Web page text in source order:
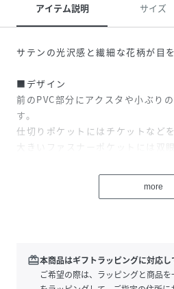
アイテム説明 サイズ
サテンの光沢感と繊細な花柄が目
■デザイン
前のPVC部分にアクスタや小ぶり
す。
仕切りポケットにはチケットなど
大きいファスナーポケットには双
1037106510サテンフローラルガ
収納していただくと現場で使うア
■サイズ感
大きめのアクスタも入れられて、
more
redeem本商品はギフトラッピングに対応し
ご希望の際は、ラッピングと商品